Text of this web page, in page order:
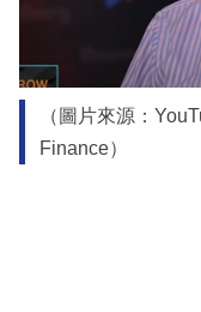
（圖片來源：
Finance）